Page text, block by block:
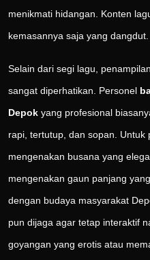
menikmati hidangan. Konten
kemasannya saja yang dangdut.
Selain dari segi lagu,
sangat diperhatikan. Personel
Depok yang profesional
rapi, tertutup, dan sopan. Untuk
mengenakan busana yang
mengenakan gaun panjang
dengan budaya masyarakat
pun dijaga agar tetap interaktif
goyangan yang erotis atau